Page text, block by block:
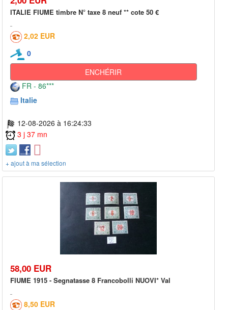
ITALIE FIUME timbre N° taxe 8 neuf ** cote 50 €
2,02 EUR
0
ENCHÉRIR
FR - 86***
Italie
12-08-2026 à 16:24:33
3 j 37 mn
+ ajout à ma sélection
58,00 EUR
FIUME 1915 - Segnatasse 8 Francobolli NUOVI* Val
8,50 EUR